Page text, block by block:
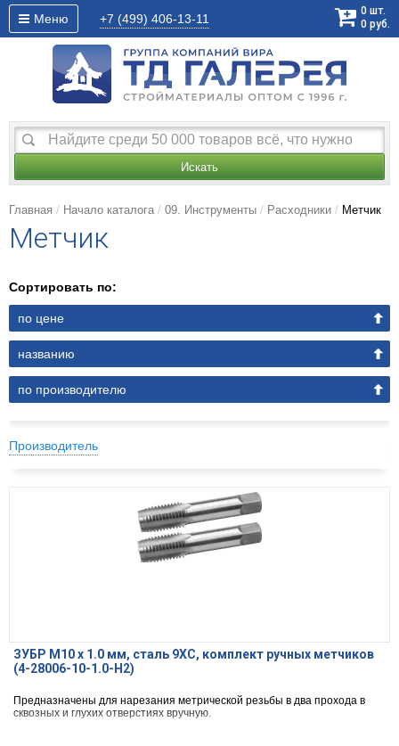
Меню +7 (499) 406-13-11
0 шт.
0 руб.
Искать
Главная Начало каталога 09. Инструменты Расходники Метчик
Метчик
Сортировать по:
по цене
названию
по производителю
Производитель
ЗУБР М10 x 1.0 мм, сталь 9ХС, комплект ручных метчиков
(4-28006-10-1.0-H2)
Предназначены для нарезания метрической резьбы в два прохода в
сквозных и глухих отверстиях вручную.